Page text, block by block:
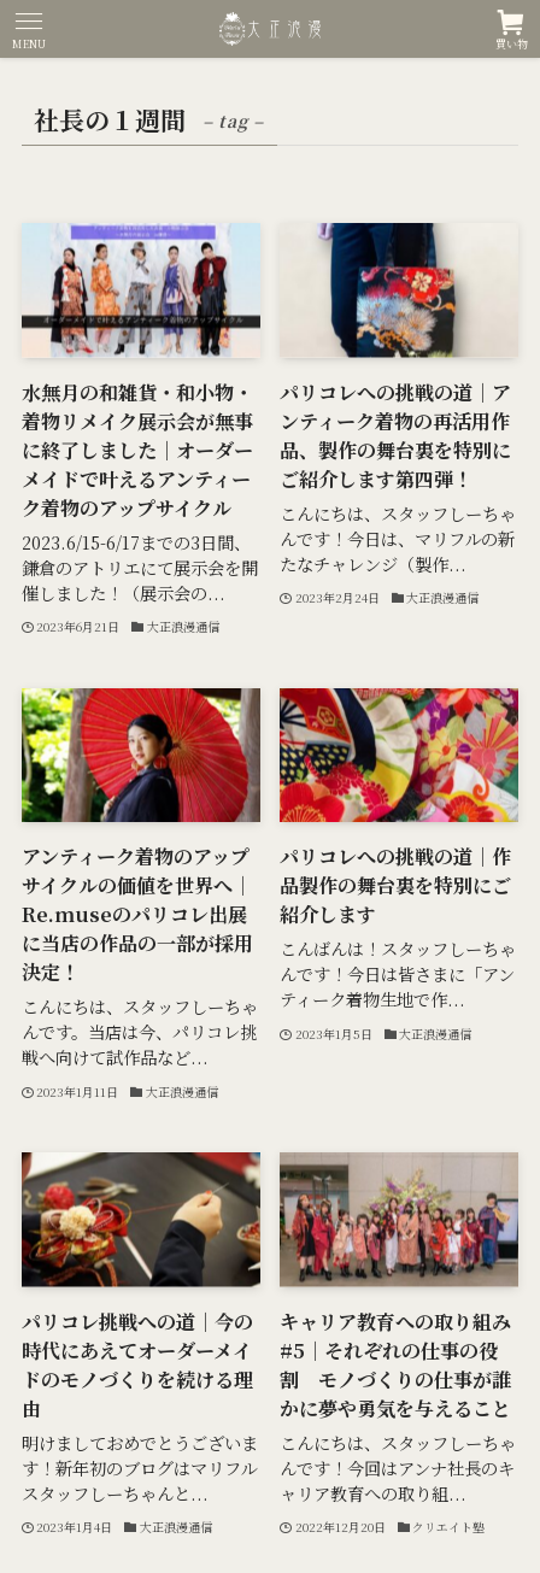
買い物
MENU
社長の１週間 – tag –
水無月の和雑貨・和小物・
着物リメイク展示会が無事
に終了しました｜オーダー
メイドで叶えるアンティー
ク着物のアップサイクル
2023.6/15-6/17までの3日間、
鎌倉のアトリエにて展示会を開
催しました！（展示会の...
2023年6月21日 大正浪漫通信
パリコレへの挑戦の道｜ア
ンティーク着物の再活用作
品、製作の舞台裏を特別に
ご紹介します第四弾！
こんにちは、スタッフしーちゃ
んです！今日は、マリフルの新
たなチャレンジ（製作...
2023年2月24日 大正浪漫通信
アンティーク着物のアップ
サイクルの価値を世界へ｜
Re.museのパリコレ出展
に当店の作品の一部が採用
決定！
こんにちは、スタッフしーちゃ
んです。当店は今、パリコレ挑
戦へ向けて試作品など...
2023年1月11日 大正浪漫通信
パリコレへの挑戦の道｜作
品製作の舞台裏を特別にご
紹介します
こんばんは！スタッフしーちゃ
んです！今日は皆さまに「アン
ティーク着物生地で作...
2023年1月5日 大正浪漫通信
パリコレ挑戦への道｜今の
時代にあえてオーダーメイ
ドのモノづくりを続ける理
由
明けましておめでとうございま
す！新年初のブログはマリフル
スタッフしーちゃんと...
2023年1月4日 大正浪漫通信
キャリア教育への取り組み
#5｜それぞれの仕事の役
割 モノづくりの仕事が誰
かに夢や勇気を与えること
こんにちは、スタッフしーちゃ
んです！今回はアンナ社長のキ
ャリア教育への取り組...
2022年12月20日 クリエイト塾